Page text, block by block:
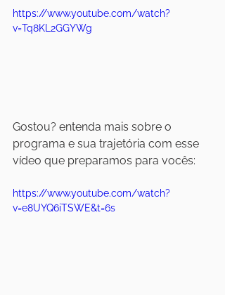
https://www.youtube.com/watch?
v=Tq8KL2GGYWg
Gostou? entenda mais sobre o
programa e sua trajetória com esse
vídeo que preparamos para vocês:
https://www.youtube.com/watch?
v=e8UYQ6iTSWE&t=6s